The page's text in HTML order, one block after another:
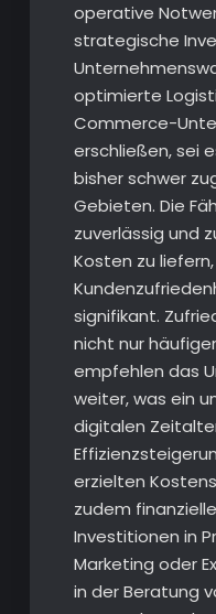
operative
strategische
optimierte
Commerce-
erschließen, sei
bisher schwer
Gebieten. Die
zuverlässig und
Kosten zu
signifikant.
nicht nur
empfehlen das
weiter, was ein
digitalen
erzielten
zudem
Investitionen in
Marketing oder
in der Beratung